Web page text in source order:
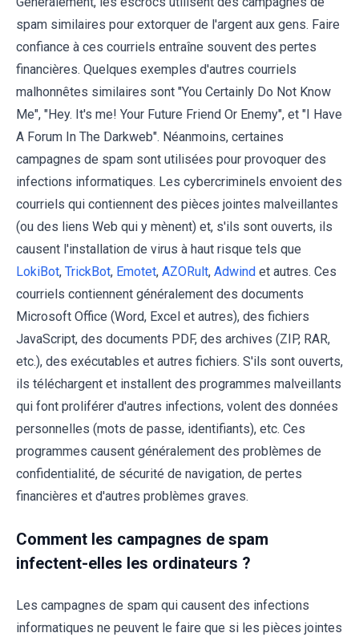
spam similaires pour extorquer de l'argent aux gens. Faire
confiance à ces courriels entraîne souvent des pertes
financières. Quelques exemples d'autres courriels
malhonnêtes similaires sont "You Certainly Do Not Know
Me", "Hey. It's me! Your Future Friend Or Enemy", et "I Have
A Forum In The Darkweb". Néanmoins, certaines
campagnes de spam sont utilisées pour provoquer des
infections informatiques. Les cybercriminels envoient des
courriels qui contiennent des pièces jointes malveillantes
(ou des liens Web qui y mènent) et, s'ils sont ouverts, ils
causent l'installation de virus à haut risque tels que
LokiBot, TrickBot, Emotet, AZORult, Adwind et autres. Ces
courriels contiennent généralement des documents
Microsoft Office (Word, Excel et autres), des fichiers
JavaScript, des documents PDF, des archives (ZIP, RAR,
etc.), des exécutables et autres fichiers. S'ils sont ouverts,
ils téléchargent et installent des programmes malveillants
qui font proliférer d'autres infections, volent des données
personnelles (mots de passe, identifiants), etc. Ces
programmes causent généralement des problèmes de
confidentialité, de sécurité de navigation, de pertes
financières et d'autres problèmes graves.
Comment les campagnes de spam
infectent-elles les ordinateurs ?
Les campagnes de spam qui causent des infections
informatiques ne peuvent le faire que si les pièces jointes